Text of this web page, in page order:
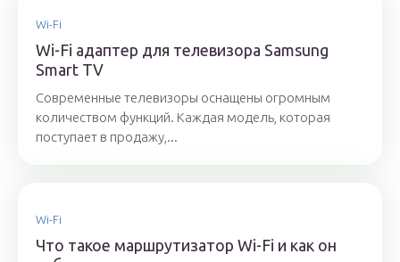
Wi-Fi
Wi-Fi адаптер для телевизора Samsung
Smart TV
Современные телевизоры оснащены огромным
количеством функций. Каждая модель, которая
поступает в продажу,...
Wi-Fi
Что такое маршрутизатор Wi-Fi и как он